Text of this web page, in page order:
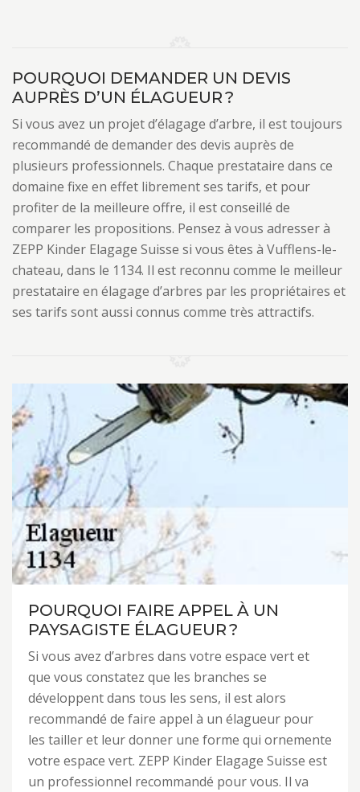
POURQUOI DEMANDER UN DEVIS
AUPRÈS D’UN ÉLAGUEUR ?
Si vous avez un projet d’élagage d’arbre, il est toujours
recommandé de demander des devis auprès de
plusieurs professionnels. Chaque prestataire dans ce
domaine fixe en effet librement ses tarifs, et pour
profiter de la meilleure offre, il est conseillé de
comparer les propositions. Pensez à vous adresser à
ZEPP Kinder Elagage Suisse si vous êtes à Vufflens-le-
chateau, dans le 1134. Il est reconnu comme le meilleur
prestataire en élagage d’arbres par les propriétaires et
ses tarifs sont aussi connus comme très attractifs.
POURQUOI FAIRE APPEL À UN
PAYSAGISTE ÉLAGUEUR ?
Si vous avez d’arbres dans votre espace vert et
que vous constatez que les branches se
développent dans tous les sens, il est alors
recommandé de faire appel à un élagueur pour
les tailler et leur donner une forme qui ornemente
votre espace vert. ZEPP Kinder Elagage Suisse est
un professionnel recommandé pour vous. Il va